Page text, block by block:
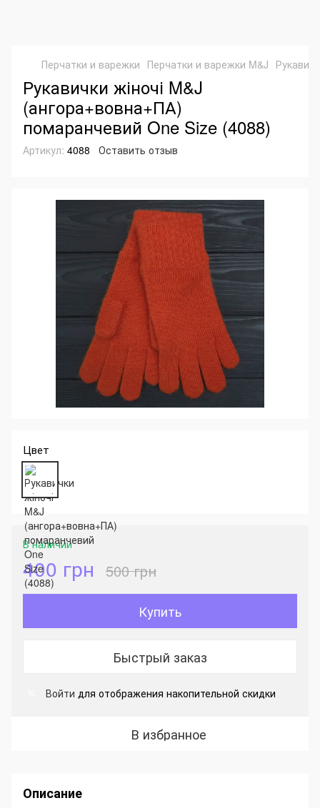
Перчатки и варежки Перчатки и варежки M&J
Рукавички жіночі M&J
(ангора+вовна+ПА)
помаранчевий One Size (4088)
Артикул: 4088 Оставить отзыв
Цвет
В наличии
400 грн 500 грн
Купить
Быстрый заказ
Войти для отображения накопительной скидки
В избранное
Описание